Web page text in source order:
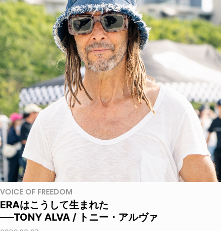
VOICE OF FREEDOM
ERAはこうして生まれた
──TONY ALVA / トニー・アルヴァ